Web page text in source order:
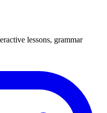
lessons, grammar